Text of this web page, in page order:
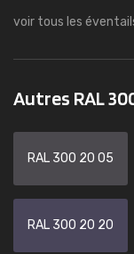
voir tous les
Autres RAL
RAL 300 20 05
RAL 300 20 20